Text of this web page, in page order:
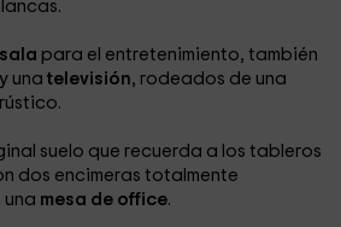
sala para el entretenimiento, también
unatelevisión, rodeados de una
suelo que recuerda a los tableros
dos encimeras totalmente
una mesa de office.